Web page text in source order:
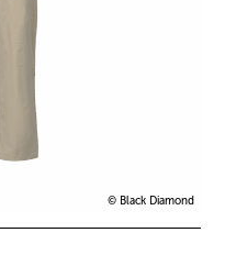
© Black Diamond